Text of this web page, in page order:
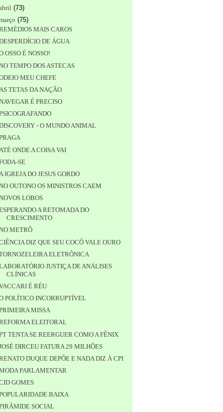
(73)
(75)
MAIS CAROS
DE ÁGUA
OSSO É NOSSO!
TEMPO DOS ASTECAS
MEU CHEFE
TETAS DA NAÇÃO
É PRECISO
- O MUNDO ANIMAL
ONDE A COISA VAI
SE
IGREJA DO JESUS GORDO
OUTONO OS MINISTROS CAEM
LOBOS
A RETOMADA DO
CRESCIMENTO
METRÔ
DIZ QUE SEU COCÔ VALE OURO
ELETRÔNICA
JUSTIÇA DE ANÁLISES
CLÍNICAS
É RÉU
POLÍTICO INCORRUPTÍVEL
MISSA
ELEITORAL
TENTA SE REERGUER COMO A FÊNIX
DIRCEU FATURA 29 MILHÕES
DUQUE DEPÕE E NADA DIZ À CPI
PARLAMENTAR
GOMES
BAIXA
SOCIAL